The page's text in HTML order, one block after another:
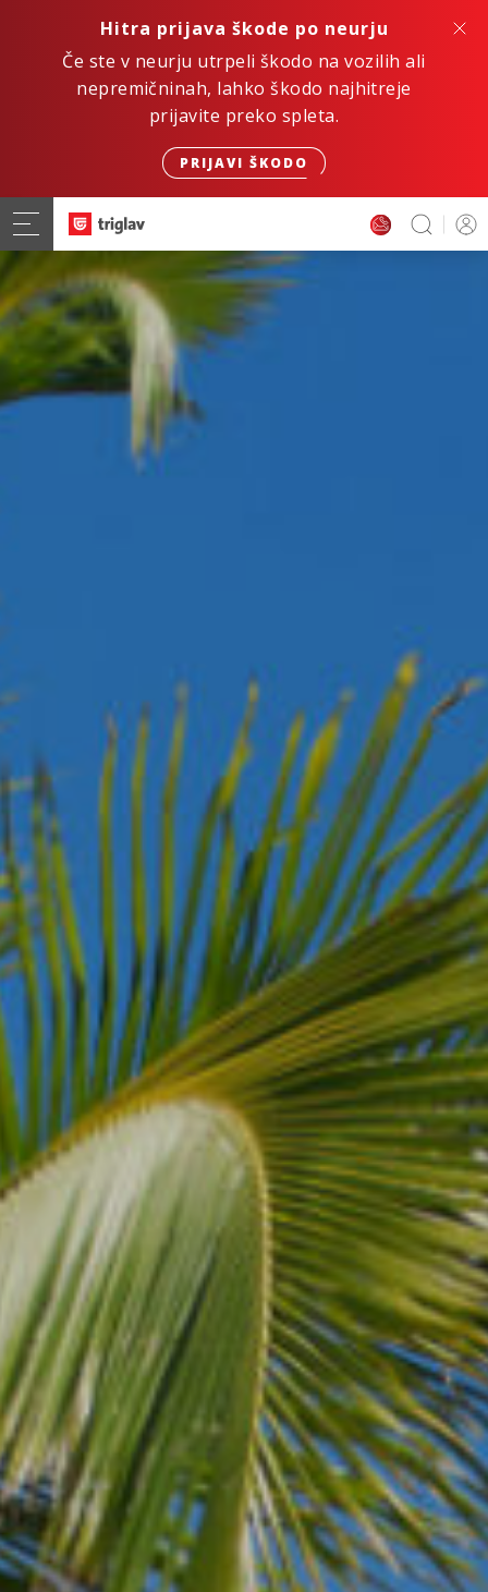
Hitra prijava škode po neurju
Če ste v neurju utrpeli škodo na vozilih ali
nepremičninah, lahko škodo najhitreje
prijavite preko spleta.
PRIJAVI ŠKODO